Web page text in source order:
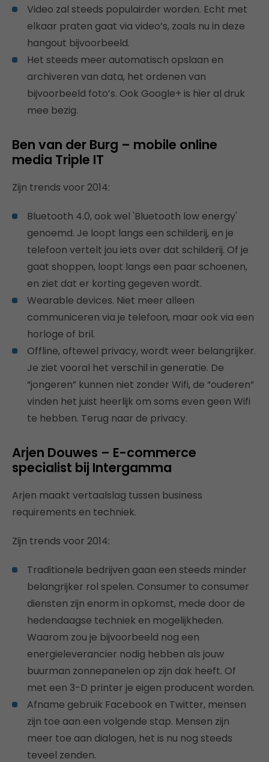
Video zal steeds populairder worden. Echt met
elkaar praten gaat via video’s, zoals nu in deze
hangout bijvoorbeeld.
Het steeds meer automatisch opslaan en
archiveren van data, het ordenen van
bijvoorbeeld foto’s. Ook Google+ is hier al druk
mee bezig.
Ben van der Burg – mobile online
media Triple IT
Zijn trends voor 2014:
Bluetooth 4.0, ook wel 'Bluetooth low energy'
genoemd. Je loopt langs een schilderij, en je
telefoon vertelt jou iets over dat schilderij. Of je
gaat shoppen, loopt langs een paar schoenen,
en ziet dat er korting gegeven wordt.
Wearable devices. Niet meer alleen
communiceren via je telefoon, maar ook via een
horloge of bril.
Offline, oftewel privacy, wordt weer belangrijker.
Je ziet vooral het verschil in generatie. De
“jongeren” kunnen niet zonder Wifi, de “ouderen”
vinden het juist heerlijk om soms even geen Wifi
te hebben. Terug naar de privacy.
Arjen Douwes – E-commerce
specialist bij Intergamma
Arjen maakt vertaalslag tussen business
requirements en techniek.
Zijn trends voor 2014:
Traditionele bedrijven gaan een steeds minder
belangrijker rol spelen. Consumer to consumer
diensten zijn enorm in opkomst, mede door de
hedendaagse techniek en mogelijkheden.
Waarom zou je bijvoorbeeld nog een
energieleverancier nodig hebben als jouw
buurman zonnepanelen op zijn dak heeft. Of
met een 3-D printer je eigen producent worden.
Afname gebruik Facebook en Twitter, mensen
zijn toe aan een volgende stap. Mensen zijn
meer toe aan dialogen, het is nu nog steeds
teveel zenden.